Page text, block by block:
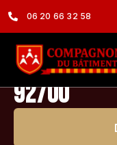
06 20 66 32 58
92700